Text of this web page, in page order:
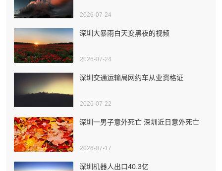
2026-07-24
深圳大暴雨白天变黑夜的视频
2026-07-24
深圳交通运输局网约车从业资格证
2026-07-22
深圳一男子意外死亡 深圳近日意外死亡
2026-07-17
深圳机器人出口40.3亿